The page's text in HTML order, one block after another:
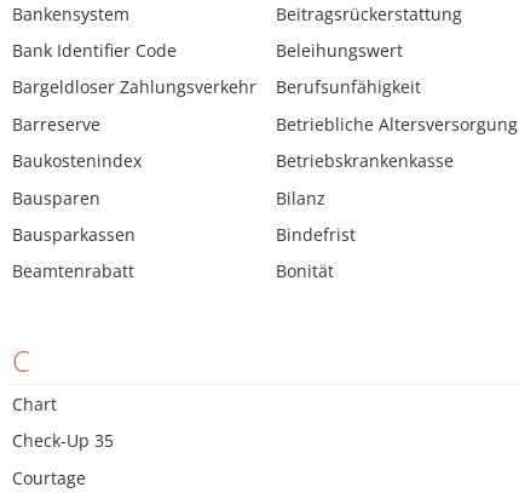
Bankensystem
Bank Identifier Code
Bargeldloser Zahlungsverkehr
Barreserve
Baukostenindex
Bausparen
Bausparkassen
Beamtenrabatt
Beitragsrückerstattung
Beleihungswert
Berufsunfähigkeit
Betriebliche Altersversorgung
Betriebskrankenkasse
Bilanz
Bindefrist
Bonität
C
Chart
Check-Up 35
Courtage